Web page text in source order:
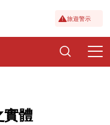
旅遊警示
實體